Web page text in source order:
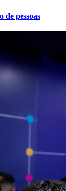
de pessoas